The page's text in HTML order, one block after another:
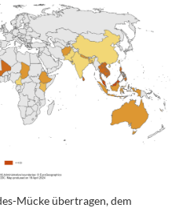
Mücke übertragen, dem